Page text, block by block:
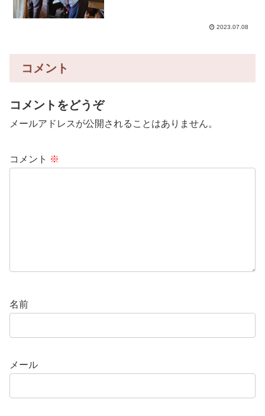
2023.07.08
コメント
コメントをどうぞ
メールアドレスが公開されることはありません。
コメント ※
名前
メール